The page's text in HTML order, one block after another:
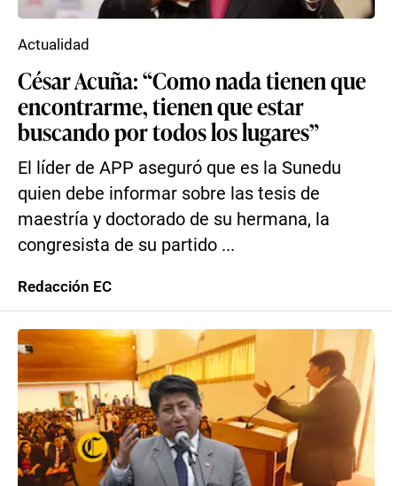
César Acuña: “Como nada tienen que
encontrarme, tienen que estar
buscando por todos los lugares”
El líder de APP aseguró que es la Sunedu
quien debe informar sobre las tesis de
maestría y doctorado de su hermana, la
congresista de su partido ...
Actualidad
Redacción EC